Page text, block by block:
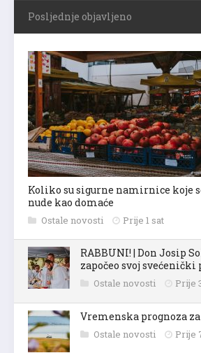
Posljednje objavljeno
Koliko su sigurne namirnice koje
nude kao domaće
Ostale novosti Prije 1 sat
RABBUNI! | Don Josip
započeo svoj svećenički
Ostale novosti Prije
Vremenska prognoza
Ostale novosti Prije